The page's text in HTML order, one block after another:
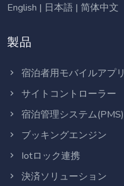
English | 日本語 | 简体中文
製品
宿泊者用モバイルアプリ
サイトコントローラー
宿泊管理システム(PMS)
ブッキングエンジン
Iotロック連携
決済ソリューション